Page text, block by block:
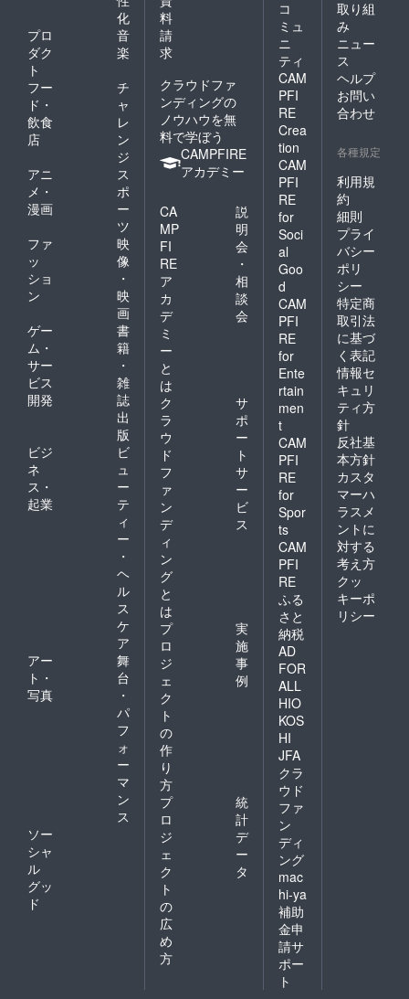
化
プロ
ダク
ト
音
楽
フー
ド・
飲食
店
チ
ャ
レ
ン
ジ
アニ
メ・
漫画
ス
ポ
ー
ツ
ファ
ッ
ショ
ン
映
像
・
映
画
ゲー
ム・
サー
ビス
開発
書
籍
・
雑
誌
出
版
ビジ
ネ
ス・
起業
ビ
ュ
ー
テ
ィ
ー
・
ヘ
ル
ス
ケ
ア
アー
ト・
写真
舞
台
・
パ
フ
ォ
ー
マ
ン
ス
ソー
シャ
ル
グッ
ド
料
請
求
クラウドファ
ンディングの
ノウハウを無
料で学ぼう
CAMPFIRE
アカデミー
CA
MP
FI
RE
ア
カ
デ
ミ
ー
と
は
説
明
会
・
相
談
会
ク
ラ
ウ
ド
フ
ァ
ン
デ
ィ
ン
グ
と
は
サ
ポ
ー
ト
サ
ー
ビ
ス
プ
ロ
ジ
ェ
ク
ト
の
作
り
方
実
施
事
例
プ
ロ
ジ
ェ
ク
ト
の
広
め
方
統
計
デ
ー
タ
コ
ミュ
ニ
ティ
CAM
PFI
RE
Crea
tion
CAM
PFI
RE
for
Soci
al
Goo
d
CAM
PFI
RE
for
Ente
rtain
men
t
CAM
PFI
RE
for
Spor
ts
CAM
PFI
RE
ふる
さと
納税
AD
FOR
ALL
HIO
KOS
HI
JFA
クラ
ウド
ファ
ン
ディ
ング
mac
hi-ya
補助
金申
請サ
ポー
ト
取り組
み
ニュー
ス
ヘルプ
お問い
合わせ
各種規定
利用規
約
細則
プライ
バシー
ポリ
シー
特定商
取引法
に基づ
く表記
情報セ
キュリ
ティ方
針
反社基
本方針
カスタ
マーハ
ラスメ
ントに
対する
考え方
クッ
キーポ
リシー